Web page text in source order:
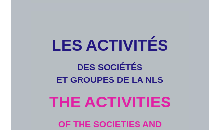
LES ACTIVITÉS
DES SOCIÉTÉS
ET GROUPES DE LA NLS
THE ACTIVITIES
OF THE SOCIETIES AND